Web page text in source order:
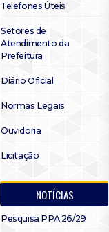
Telefones Úteis
Setores de
Atendimento da
Prefeitura
Diário Oficial
Normas Legais
Ouvidoria
Licitação
NOTÍCIAS
Pesquisa PPA 26/29